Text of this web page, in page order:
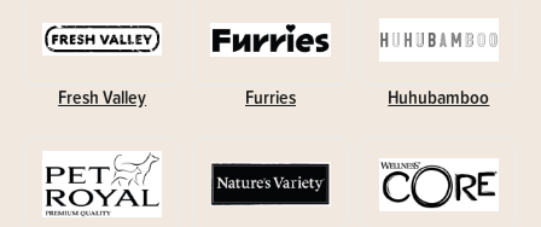
Fresh Valley Furries Huhubamboo